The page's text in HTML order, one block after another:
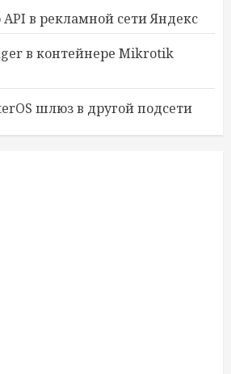
в рекламной сети Яндекс
в контейнере Mikrotik
шлюз в другой подсети